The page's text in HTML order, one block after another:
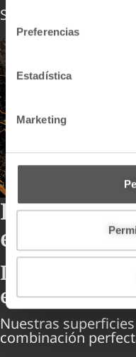
l
c
c
i
d
c
o
n
n
i
m
e
n
Preferencias
Estadística
Marketing
Sostenible
Donde la
encuentra
Durabilidad y
estética
Nuestras
combinación